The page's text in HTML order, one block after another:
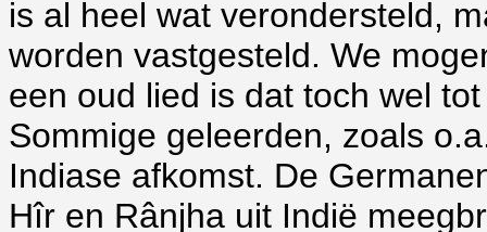
is al heel wat verondersteld,
worden vastgesteld. We
een oud lied is dat toch wel
Sommige geleerden, zoals
Indiase afkomst. De
Hîr en Rânjha uit Indië